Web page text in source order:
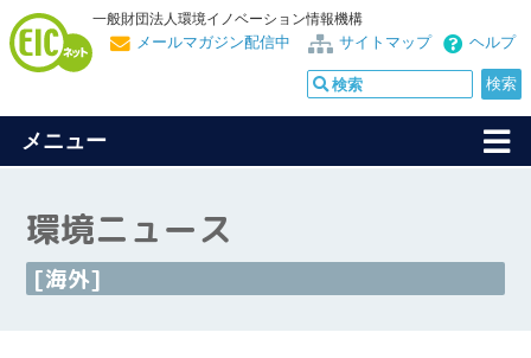
一般財団法人環境イノベーション情報機構
ヘルプ
サイトマップ
メールマガジン配信中
メニュー
環境ニュース
[海外]